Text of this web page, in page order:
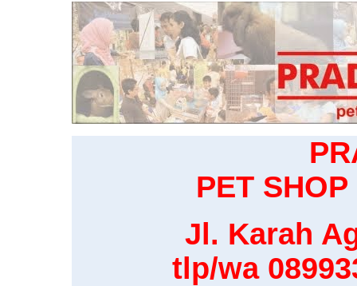
PET
Jl. Karah
tlp/wa